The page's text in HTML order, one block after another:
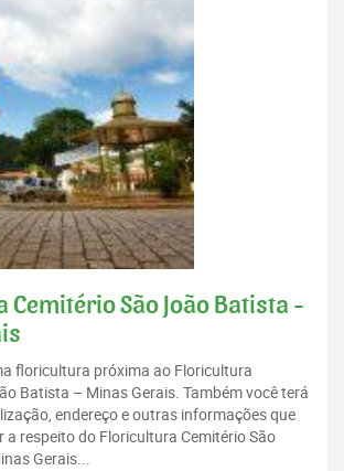
Cemitério São João Batista -
floricultura próxima ao Floricultura
Batista – Minas Gerais. Também você terá
endereço e outras informações que
a respeito do Floricultura Cemitério São
Gerais...